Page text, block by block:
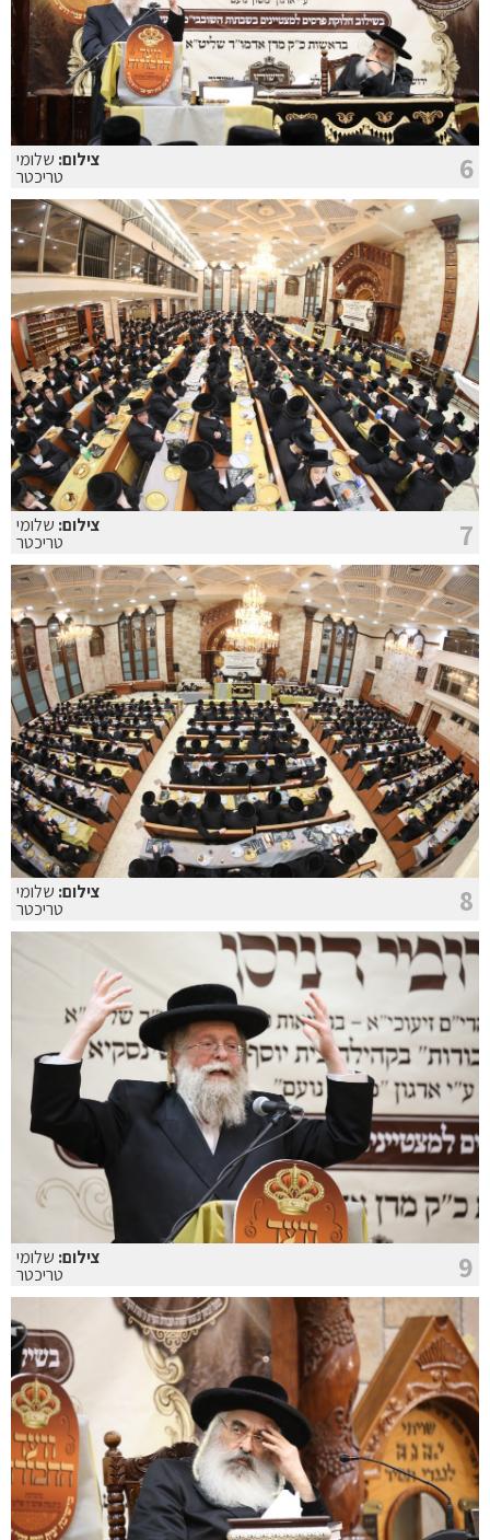
6 צילום: שלומי
טריכטר
7 צילום: שלומי
טריכטר
8 צילום: שלומי
טריכטר
9 צילום: שלומי
טריכטר